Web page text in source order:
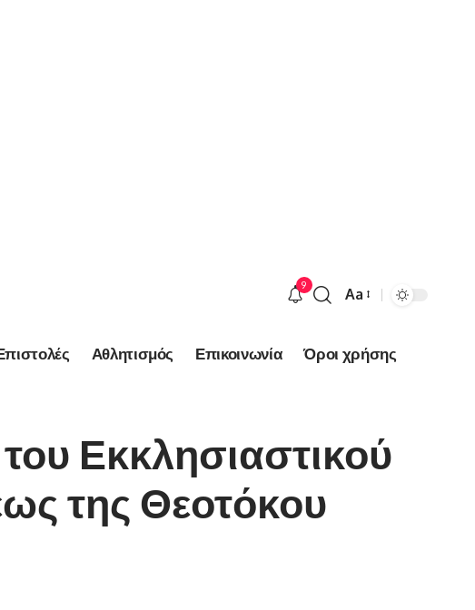
9
Font
Aa
Αθλητισμός Επικοινωνία Όροι χρήσης
Εκκλησιαστικού
της Θεοτόκου